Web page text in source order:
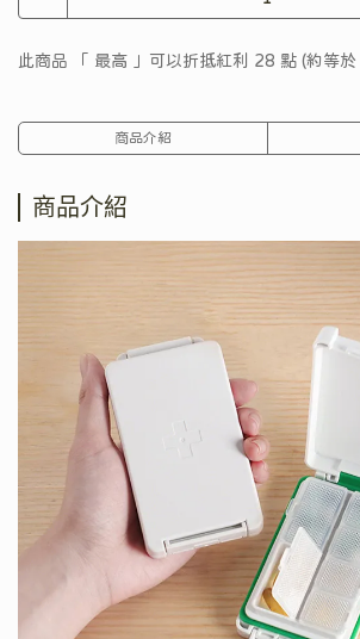
此商品 「 最高 」可以折抵紅利 28 點 (約等於
商品介紹
商品介紹